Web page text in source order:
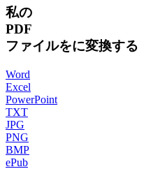
私の
PDF
ファイルをに変換する
Word
Excel
PowerPoint
TXT
JPG
PNG
BMP
ePub